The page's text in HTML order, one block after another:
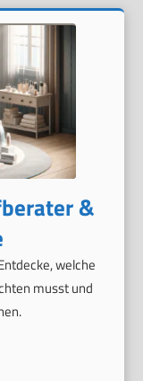
&
welche
musst und